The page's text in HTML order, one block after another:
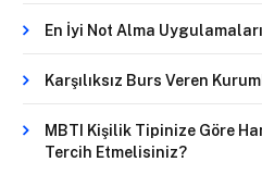
En İyi Not Alma Uygulamaları
Karşılıksız Burs Veren
MBTI Kişilik Tipinize Göre
Tercih Etmelisiniz?